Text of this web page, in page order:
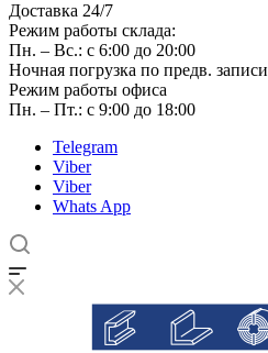
Доставка 24/7
Режим работы склада:
Пн. – Вс.: с 6:00 до 20:00
Ночная погрузка по предв. записи
Режим работы офиса
Пн. – Пт.: с 9:00 до 18:00
Telegram
Viber
Viber
Whats App